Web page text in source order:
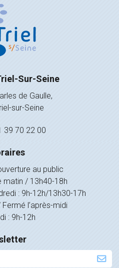
Sur-Seine
de Gaulle,
sur-Seine
39 70 22 00
au public
matin / 13h40-18h
: 9h-12h/13h30-17h
l’après-midi
: 9h-12h